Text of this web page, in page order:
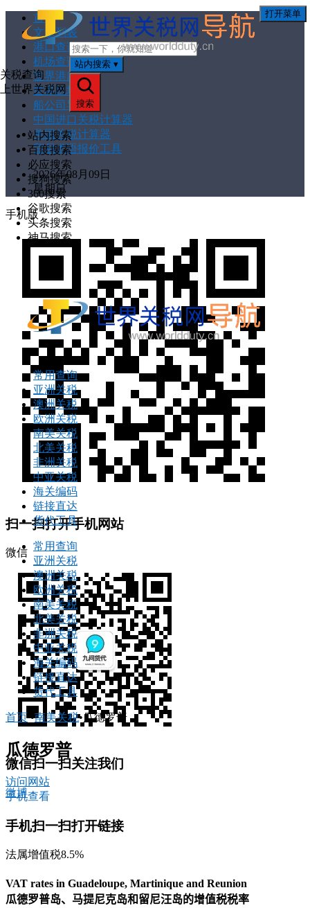
首页
文章列表
港口查询
机场查询
世界港口网
世界机场网
船公司导航
中国进口关税计算器
美国关税计算器
贸易术语报价工具
2026年08月09日
星期日
关税查询
上世界关税网
站内搜索 ▾
站内搜索
百度搜索
必应搜索
搜狗搜索
360搜索
谷歌搜索
头条搜索
神马搜索
搜索
手机版
扫一扫打开手机网站
微信
微信扫一扫关注我们
微博
打开菜单
常用查询
亚洲关税
澳洲关税
欧洲关税
南美关税
北美关税
非洲关税
中亚关税
海关编码
链接直达
货代工具
常用查询
亚洲关税
澳洲关税
欧洲关税
南美关税
北美关税
非洲关税
中亚关税
海关编码
链接直达
货代工具
首页 •南美关税•瓜德罗普
瓜德罗普
访问网站
手机查看
手机扫一扫打开链接
法属增值税8.5%
VAT rates in Guadeloupe, Martinique and Reunion
瓜德罗普岛、马提尼克岛和留尼汪岛的增值税税率